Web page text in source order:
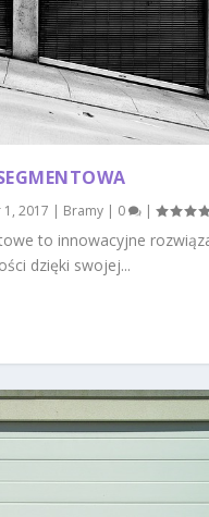
1, 2017 | Bramy | 0 |
to innowacyjne
dzięki swojej...